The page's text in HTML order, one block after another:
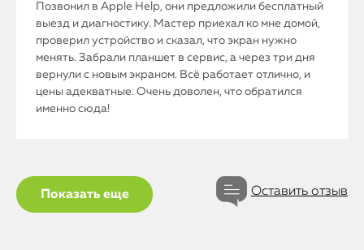
Позвонил в Apple Help, они предложили бесплатный
выезд и диагностику. Мастер приехал ко мне домой,
проверил устройство и сказал, что экран нужно
менять. Забрали планшет в сервис, а через три дня
вернули с новым экраном. Всё работает отлично, и
цены адекватные. Очень доволен, что обратился
именно сюда!
Показать еще Оставить отзыв